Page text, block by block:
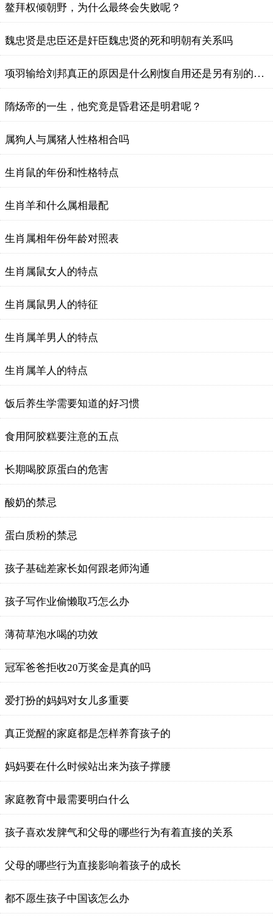
鳌拜权倾朝野，为什么最终会失败呢？
魏忠贤是忠臣还是奸臣魏忠贤的死和明朝有关系吗
项羽输给刘邦真正的原因是什么刚愎自用还是另有别的原因
隋炀帝的一生，他究竟是昏君还是明君呢？
属狗人与属猪人性格相合吗
生肖鼠的年份和性格特点
生肖羊和什么属相最配
生肖属相年份年龄对照表
生肖属鼠女人的特点
生肖属鼠男人的特征
生肖属羊男人的特点
生肖属羊人的特点
饭后养生学需要知道的好习惯
食用阿胶糕要注意的五点
长期喝胶原蛋白的危害
酸奶的禁忌
蛋白质粉的禁忌
孩子基础差家长如何跟老师沟通
孩子写作业偷懒取巧怎么办
薄荷草泡水喝的功效
冠军爸爸拒收20万奖金是真的吗
爱打扮的妈妈对女儿多重要
真正觉醒的家庭都是怎样养育孩子的
妈妈要在什么时候站出来为孩子撑腰
家庭教育中最需要明白什么
孩子喜欢发脾气和父母的哪些行为有着直接的关系
父母的哪些行为直接影响着孩子的成长
都不愿生孩子中国该怎么办